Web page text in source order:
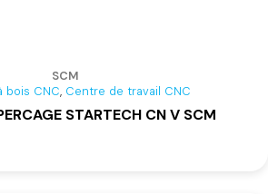
SCM
bois CNC, Centre de travail CNC
STARTECH CN V SCM